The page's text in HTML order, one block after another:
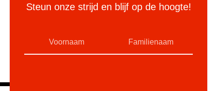
Steun onze strijd en blijf op de hoogte!